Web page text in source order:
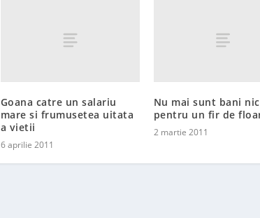
Goana catre un salariu
mare si frumusetea uitata
a vietii
6 aprilie 2011
Nu mai sunt bani
pentru un fir de
2 martie 2011